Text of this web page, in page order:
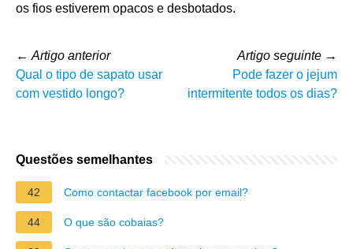
os fios estiverem opacos e desbotados.
← Artigo anterior
Qual o tipo de sapato usar
com vestido longo?
Artigo seguinte →
Pode fazer o jejum
intermitente todos os dias?
Questões semelhantes
42 Como contactar facebook por email?
44 O que são cobaias?